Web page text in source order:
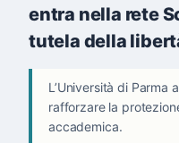
entra nella rete
tutela della
L’Università di Parma
rafforzare la
accademica.